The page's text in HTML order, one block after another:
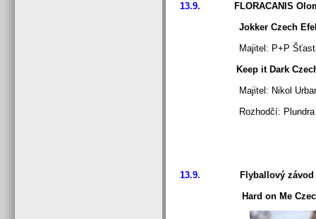
13.9.
FLORACANIS
Jokker Czech Efebie -
Majitel: P+P
Keep it Dark
Majitel: Nikol
Rozhodčí: Plundra
13.9.
Flyballový závod
Hard on Me Czech